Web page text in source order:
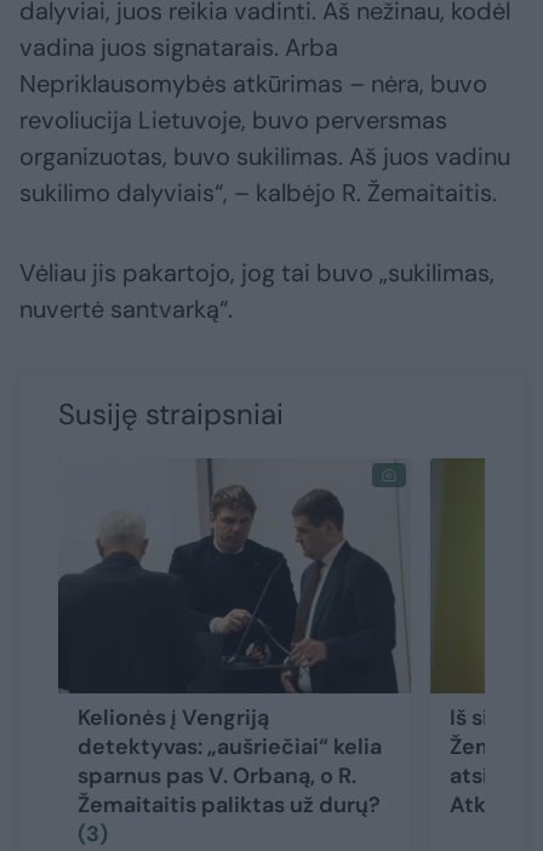
dalyviai, juos reikia vadinti. Aš nežinau, kodėl
vadina juos signatarais. Arba
Nepriklausomybės atkūrimas – nėra, buvo
revoliucija Lietuvoje, buvo perversmas
organizuotas, buvo sukilimas. Aš juos vadinu
sukilimo dalyviais“, – kalbėjo R. Žemaitaitis.
Vėliau jis pakartojo, jog tai buvo „sukilimas,
nuvertė santvarką“.
Susiję straipsniai
Kelionės į Vengriją
detektyvas: „aušriečiai“ kelia
sparnus pas V. Orbaną, o R.
Žemaitaitis paliktas už durų?
(3)
Iš